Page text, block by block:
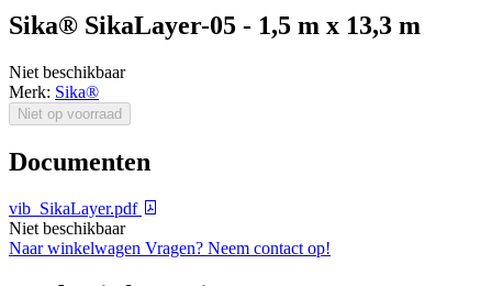
Sika® SikaLayer-05 - 1,5 m x 13,3 m
Niet beschikbaar
Merk: Sika®
Niet op voorraad
Documenten
vib_SikaLayer.pdf
Niet beschikbaar
Naar winkelwagen Vragen? Neem contact op!